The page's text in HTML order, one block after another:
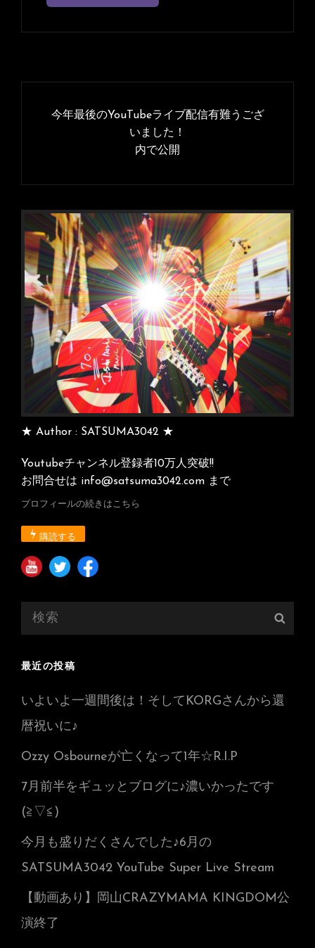
ゲ
ョ
ン
今年最後のYouTubeライブ配信有難うござ
いました！
内で公開
★ Author : SATSUMA3042 ★
Youtubeチャンネル登録者10万人突破!!
お問合せは info@satsuma3042.com まで
プロフィールの続きはこちら
購読する
索
最近の投稿
いよいよ一週間後は！そしてKORGさんから還
暦祝いに♪
Ozzy Osbourneが亡くなって1年☆R.I.P
7月前半をギュッとブログに♪濃いかったです
(≧▽≦)
今月も盛りだくさんでした♪6月の
SATSUMA3042 YouTube Super Live Stream
【動画あり】岡山CRAZYMAMA KINGDOM公
演終了